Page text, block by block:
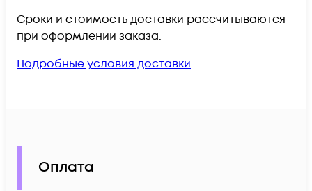
Сроки и стоимость доставки рассчитываются
при оформлении заказа.
Подробные условия доставки
Оплата